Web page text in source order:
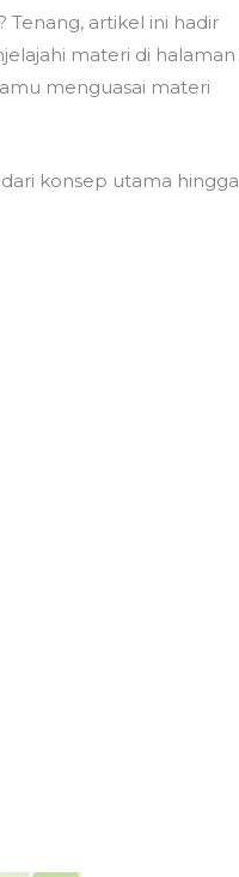
Tenang, artikel ini hadir
materi di halaman
menguasai materi
konsep utama hingga